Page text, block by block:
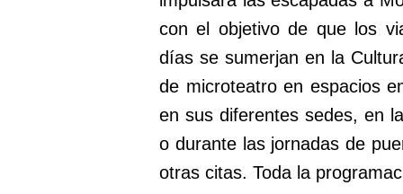
con el objetivo de que los
días se sumerjan en la
de microteatro en espacios
en sus diferentes sedes, en
o durante las jornadas de
otras citas. Toda la